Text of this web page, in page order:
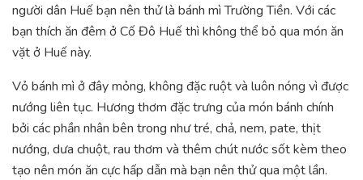
người dân Huế bạn nên thử là bánh mì Trường Tiền. Với các
bạn thích ăn đêm ở Cố Đô Huế thì không thể bỏ qua món ăn
vặt ở Huế này.
Vỏ bánh mì ở đây mỏng, không đặc ruột và luôn nóng vì được
nướng liên tục. Hương thơm đặc trưng của món bánh chính
bởi các phần nhân bên trong như tré, chả, nem, pate, thịt
nướng, dưa chuột, rau thơm và thêm chút nước sốt kèm theo
tạo nên món ăn cực hấp dẫn mà bạn nên thử qua một lần.